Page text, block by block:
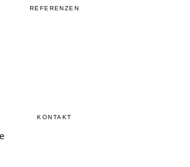
REFERENZEN
KONTAKT